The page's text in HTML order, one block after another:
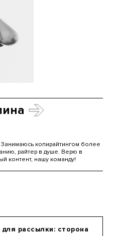
копирайтингом более
райтер в душе. Верю в
контент, нашу команду!
рассылки: сторона